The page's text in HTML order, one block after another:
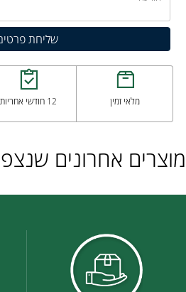
מלאי זמין 12 חודשי אחריות
מוצרים אחרונים